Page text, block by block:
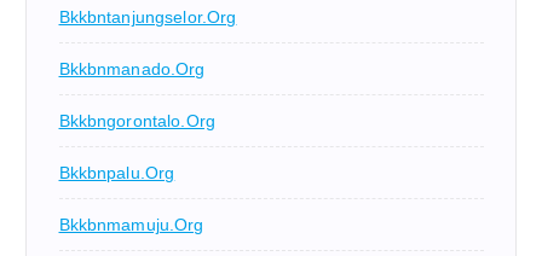
Bkkbntanjungselor.org
Bkkbnmanado.org
Bkkbngorontalo.org
Bkkbnpalu.org
Bkkbnmamuju.org